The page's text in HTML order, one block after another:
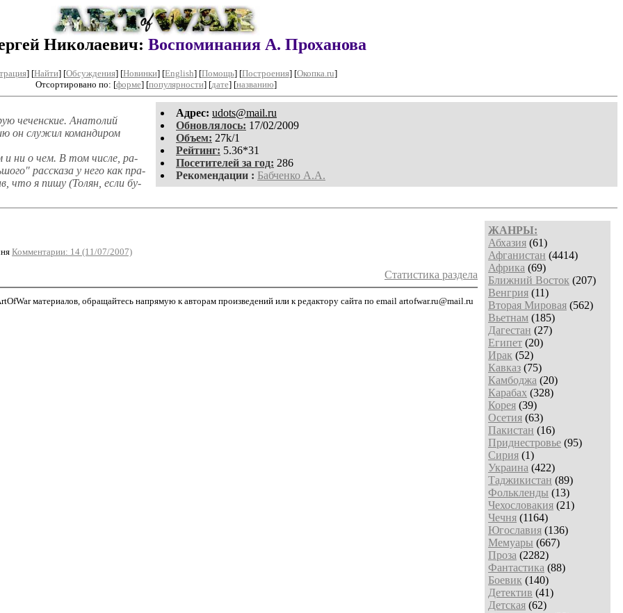
Николаевич: Воспоминания А. Проханова
] [Найти] [Обсуждения] [Новинки] [English] [Помощь] [Построения] [Окопка.ru]
Отсортировано по: [форме] [популярности] [дате] [названию]
Aдpeс: udots@mail.ru
Обновлялось: 17/02/2009
Объем: 27k/1
Рейтинг: 5.36*31
Посетителей за год: 286
Рекомендации : Бабченко А.А.
чеченские. Анатолий
он служил командиром
и ни о чем. В том числе, ра-
рассказа у него как пра-
что я пишу (Толян, если бу-
ЖАНРЫ:
Абхазия (61)
Афганистан (4414)
Африка (69)
Ближний Восток (207)
Венгрия (11)
Вторая Мировая (562)
Вьетнам (185)
Дагестан (27)
Египет (20)
Ирак (52)
Кавказ (75)
Камбоджа (20)
Карабах (328)
Корея (39)
Осетия (63)
Пакистан (16)
Приднестровье (95)
Сирия (1)
Украина (422)
Таджикистан (89)
Фолькленды (13)
Чехословакия (21)
Чечня (1164)
Югославия (136)
Мемуары (667)
Проза (2282)
Фантастика (88)
Боевик (140)
Детектив (41)
Детская (62)
Комментарии: 14 (11/07/2007)
Статистика раздела
материалов, обращайтесь напрямую к авторам произведений или к редактору сайта по email artofwar.ru@mail.ru